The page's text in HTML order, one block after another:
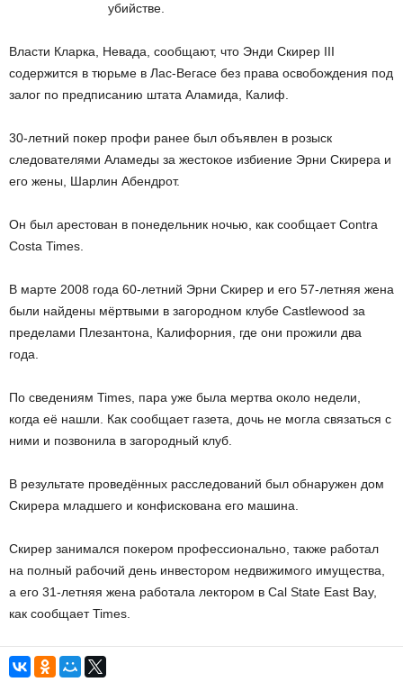
убийстве.
Власти Кларка, Невада, сообщают, что Энди Скирер III
содержится в тюрьме в Лас-Вегасе без права освобождения под
залог по предписанию штата Аламида, Калиф.
30-летний покер профи ранее был объявлен в розыск
следователями Аламеды за жестокое избиение Эрни Скирера и
его жены, Шарлин Абендрот.
Он был арестован в понедельник ночью, как сообщает Contra
Costa Times.
В марте 2008 года 60-летний Эрни Скирер и его 57-летняя жена
были найдены мёртвыми в загородном клубе Castlewood за
пределами Плезантона, Калифорния, где они прожили два
года.
По сведениям Times, пара уже была мертва около недели,
когда её нашли. Как сообщает газета, дочь не могла связаться с
ними и позвонила в загородный клуб.
В результате проведённых расследований был обнаружен дом
Скирера младшего и конфискована его машина.
Скирер занимался покером профессионально, также работал
на полный рабочий день инвестором недвижимого имущества,
а его 31-летняя жена работала лектором в Cal State East Bay,
как сообщает Times.